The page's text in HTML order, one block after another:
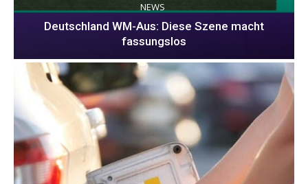
NEWS
Deutschland WM-Aus: Diese Szene macht
fassungslos